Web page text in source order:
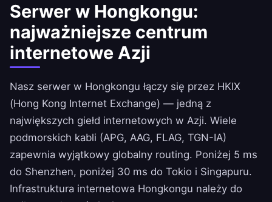
Serwer w Hongkongu:
najważniejsze centrum
internetowe Azji
Nasz serwer w Hongkongu łączy się przez HKIX
(Hong Kong Internet Exchange) — jedną z
największych giełd internetowych w Azji. Wiele
podmorskich kabli (APG, AAG, FLAG, TGN-IA)
zapewnia wyjątkowy globalny routing. Poniżej 5 ms
do Shenzhen, poniżej 30 ms do Tokio i Singapuru.
Infrastruktura internetowa Hongkongu należy do